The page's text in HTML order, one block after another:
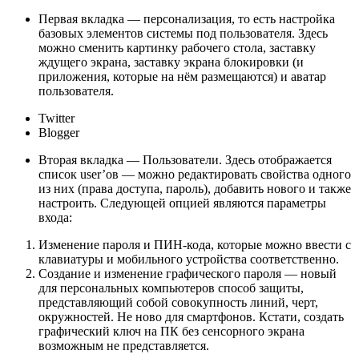
Первая вкладка — персонализация, то есть настройка
базовых элементов системы под пользователя. Здесь
можно сменить картинку рабочего стола, заставку
ждущего экрана, заставку экрана блокировки (и
приложения, которые на нём размещаются) и аватар
пользователя.
Twitter
Blogger
Вторая вкладка — Пользователи. Здесь отображается
список user’ов — можно редактировать свойства одного
из них (права доступа, пароль), добавить нового и также
настроить. Следующей опцией являются параметры
входа:
Изменение пароля и ПИН-кода, которые можно ввести с
клавиатуры и мобильного устройства соответственно.
Создание и изменение графического пароля — новый
для персональных компьютеров способ защиты,
представляющий собой совокупность линий, черт,
окружностей. Не ново для смартфонов. Кстати, создать
графический ключ на ПК без сенсорного экрана
возможным не представляется.